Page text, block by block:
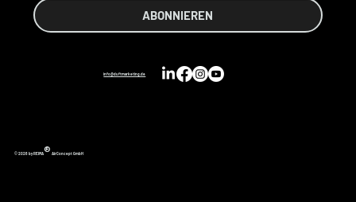
ABONNIEREN
info@duftmarketing.de
© 2026 by REIMA® AirConcept GmbH